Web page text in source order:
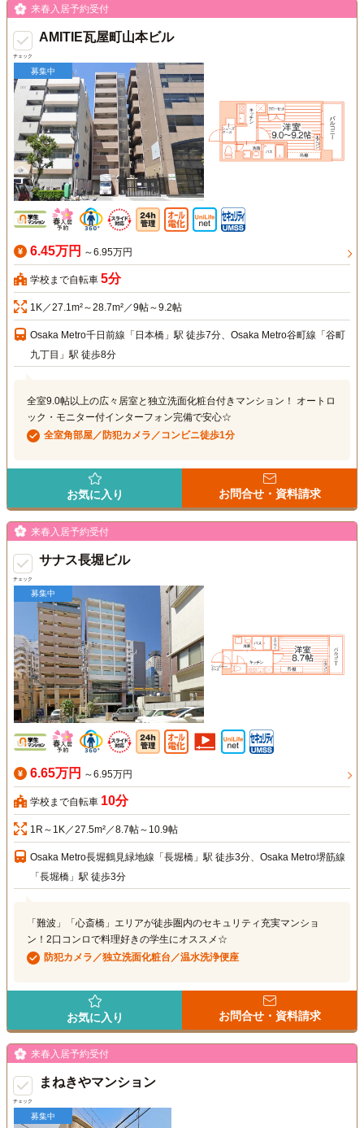
チェック
来春入居予約受付
AMITIE瓦屋町山本ビル
募集中
6.45万円 ～6.95万円
学校まで自転車 5分
1K／27.1m²～28.7m²／9帖～9.2帖
Osaka Metro千日前線「日本橋」駅 徒歩7分、Osaka Metro谷町線「谷町
九丁目」駅 徒歩8分
全室9.0帖以上の広々居室と独立洗面化粧台付きマンション！ オートロ
ック・モニター付インターフォン完備で安心☆
全室角部屋／防犯カメラ／コンビニ徒歩1分
お気に入り お問合せ・資料請求
チェック
来春入居予約受付
サナス長堀ビル
募集中
6.65万円 ～6.95万円
学校まで自転車 10分
1R～1K／27.5m²／8.7帖～10.9帖
Osaka Metro長堀鶴見緑地線「長堀橋」駅 徒歩3分、Osaka Metro堺筋線
「長堀橋」駅 徒歩3分
「難波」「心斎橋」エリアが徒歩圏内のセキュリティ充実マンショ
ン！2口コンロで料理好きの学生にオススメ☆
防犯カメラ／独立洗面化粧台／温水洗浄便座
お気に入り お問合せ・資料請求
チェック
来春入居予約受付
まねきやマンション
募集中